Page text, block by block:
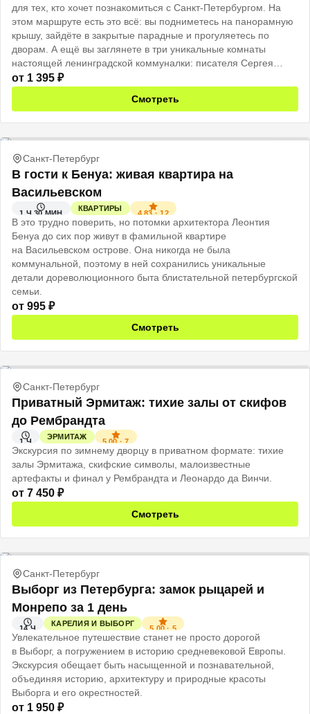
для тех, кто хочет познакомиться с Санкт-Петербургом. На
этом маршруте есть это всё: вы подниметесь на панорамную
крышу, зайдёте в закрытые парадные и прогуляетесь по
дворам. А ещё вы заглянете в три уникальные комнаты
настоящей ленинградской коммуналки: писателя Сергея
Довлатова, «бабушкину» с дореволюционным интерьером и
богемную мастерскую художницы Татьяны Милеант.
от 1 395 ₽
Смотреть
Санкт-Петербург
В гости к Бенуа: живая квартира на
Васильевском
1 Ч 30 МИН
КВАРТИРЫ
4.83 ·12
В это трудно поверить, но потомки архитектора Леонтия
Бенуа до сих пор живут в фамильной квартире
на Васильевском острове. Она никогда не была
коммунальной, поэтому в ней сохранились уникальные
детали дореволюционного быта блистательной петербургской
семьи.
от 995 ₽
Смотреть
Санкт-Петербург
Приватный Эрмитаж: тихие залы от скифов
до Рембрандта
1 Ч
ЭРМИТАЖ
5.00·7
Экскурсия по зимнему дворцу в приватном формате: тихие
залы Эрмитажа, скифские символы, малоизвестные
артефакты и финал у Рембрандта и Леонардо да Винчи.
от 7 450 ₽
Смотреть
Санкт-Петербург
Выборг из Петербурга: замок рыцарей и
Монрепо за 1 день
14 Ч
КАРЕЛИЯ И ВЫБОРГ
5.00· 5
Увлекательное путешествие станет не просто дорогой
в Выборг, а погружением в историю средневековой Европы.
Экскурсия обещает быть насыщенной и познавательной,
объединяя историю, архитектуру и природные красоты
Выборга и его окрестностей.
от 1 950 ₽